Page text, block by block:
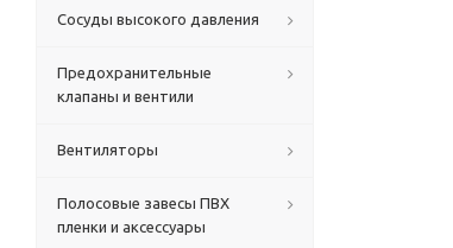
Сосуды высокого давления
Предохранительные
клапаны и вентили
Вентиляторы
Полосовые завесы ПВХ
пленки и аксессуары